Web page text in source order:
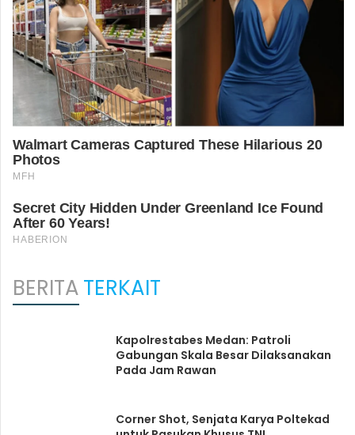
BERITATERKAIT
Kapolrestabes Medan: Patroli
Gabungan Skala Besar Dilaksanakan
Pada Jam Rawan
Corner Shot, Senjata Karya Poltekad